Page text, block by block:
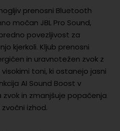
prenosni Bluetooth
močan JBL Pro Sound,
povezljivost za
kjerkoli. Kljub prenosni
in uravnotežen zvok z
toni, ki ostanejo jasni
AI Sound Boost v
in zmanjšuje popačenja
izhod.